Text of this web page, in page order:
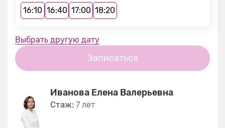
16:10 16:40 17:00 18:20
Выбрать другую дату
Записаться
Иванова Елена Валерьевна
Стаж: 7 лет